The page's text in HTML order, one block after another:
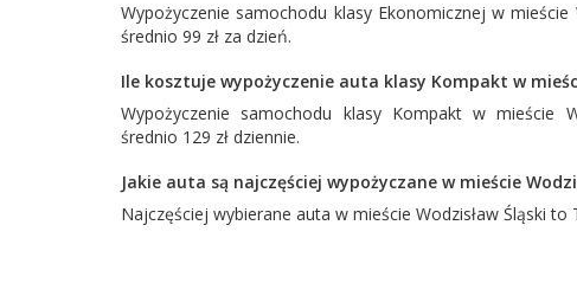
Wypożyczenie samochodu klasy Ekonomicznej w mieście
średnio 99 zł za dzień.
Ile kosztuje wypożyczenie auta klasy Kompakt w
Wypożyczenie samochodu klasy Kompakt w mieście
średnio 129 zł dziennie.
Jakie auta są najczęściej wypożyczane w mieście
Najczęściej wybierane auta w mieście Wodzisław Śląski to